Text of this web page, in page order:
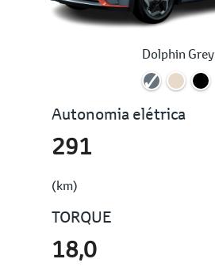
Dolphin Grey
Autonomia elétrica
291
(km)
TORQUE
18,0